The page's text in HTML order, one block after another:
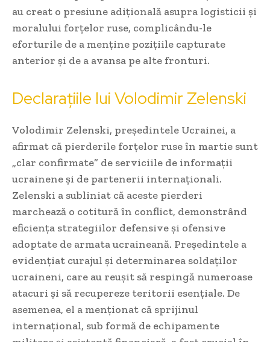
au creat o presiune adițională asupra logisticii și
moralului forțelor ruse, complicându-le
eforturile de a menține pozițiile capturate
anterior și de a avansa pe alte fronturi.
Declarațiile lui Volodimir Zelenski
Volodimir Zelenski, președintele Ucrainei, a
afirmat că pierderile forțelor ruse în martie sunt
„clar confirmate” de serviciile de informații
ucrainene și de partenerii internaționali.
Zelenski a subliniat că aceste pierderi
marchează o cotitură în conflict, demonstrând
eficiența strategiilor defensive și ofensive
adoptate de armata ucraineană. Președintele a
evidențiat curajul și determinarea soldaților
ucraineni, care au reușit să respingă numeroase
atacuri și să recupereze teritorii esențiale. De
asemenea, el a menționat că sprijinul
internațional, sub formă de echipamente